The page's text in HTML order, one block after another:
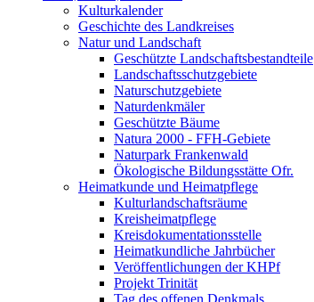
Kulturkalender
Geschichte des Landkreises
Natur und Landschaft
Geschützte Landschaftsbestandteile
Landschaftsschutzgebiete
Naturschutzgebiete
Naturdenkmäler
Geschützte Bäume
Natura 2000 - FFH-Gebiete
Naturpark Frankenwald
Ökologische Bildungsstätte Ofr.
Heimatkunde und Heimatpflege
Kulturlandschaftsräume
Kreisheimatpflege
Kreisdokumentationsstelle
Heimatkundliche Jahrbücher
Veröffentlichungen der KHPf
Projekt Trinität
Tag des offenen Denkmals